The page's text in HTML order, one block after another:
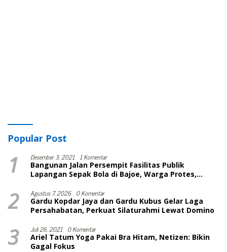
Popular Post
1 Desember 3, 2021 1 Komentar
Bangunan Jalan Persempit Fasilitas Publik
Lapangan Sepak Bola di Bajoe, Warga Protes,
2 Agustus 7, 2026 0 Komentar
Gardu Kopdar Jaya dan Gardu Kubus Gelar Laga
Persahabatan, Perkuat Silaturahmi Lewat Domino
3 Juli 26, 2021 0 Komentar
Ariel Tatum Yoga Pakai Bra Hitam, Netizen: Bikin
Gagal Fokus